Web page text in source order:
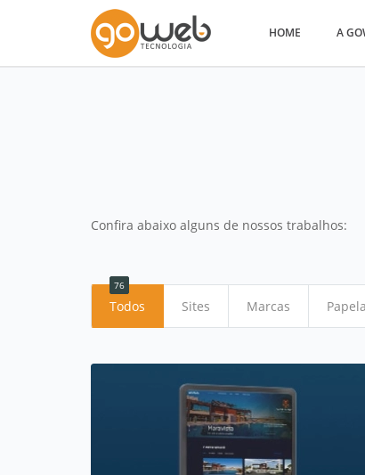
HOME A
Confira abaixo alguns de nossos trabalhos:
Todos
76
Sites Marcas